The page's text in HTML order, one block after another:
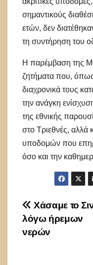
σημαντικούς
ετών, δεν
τη συντήρηση του
Η παρέμβαση της
ζητήματα που,
διαχρονικά τους
την ανάγκη
της εθνικής
στο Τριεθνές, αλλά
υποδομών που
όσο και την
άρθρων
Χάσαμε το
λόγω ήρεμων
νερών